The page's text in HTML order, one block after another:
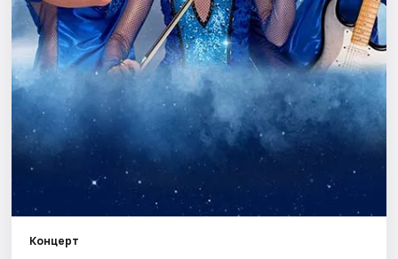
Артисты
Рейтинги
Концерт